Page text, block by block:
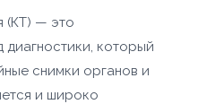
(КТ) — это
диагностики, который
снимки органов и
и широко